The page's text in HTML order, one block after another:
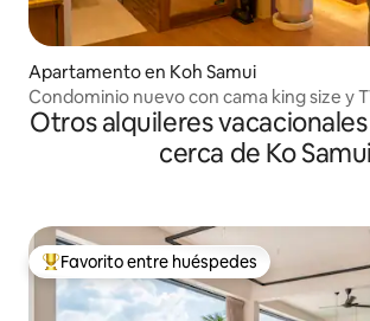
Apartamento en Koh Samui
Condominio nuevo con cama king size y
Otros alquileres
cerca de Ko Samui
Favorito entre huéspedes preferido
Favorito entre huéspedes